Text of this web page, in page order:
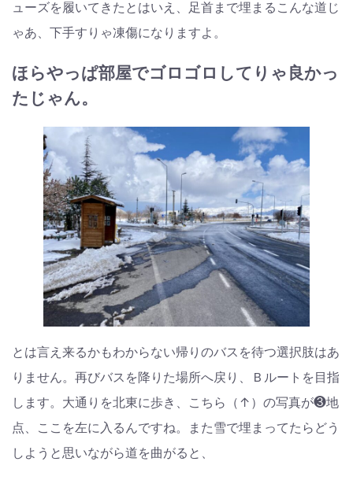
ューズを履いてきたとはいえ、足首まで埋まるこんな道じ
ゃあ、下手すりゃ凍傷になりますよ。
ほらやっぱ部屋でゴロゴロしてりゃ良かっ
たじゃん。
とは言え来るかもわからない帰りのバスを待つ選択肢はあ
りません。再びバスを降りた場所へ戻り、Ｂルートを目指
します。大通りを北東に歩き、こちら（↑）の写真が❸地
点、ここを左に入るんですね。また雪で埋まってたらどう
しようと思いながら道を曲がると、